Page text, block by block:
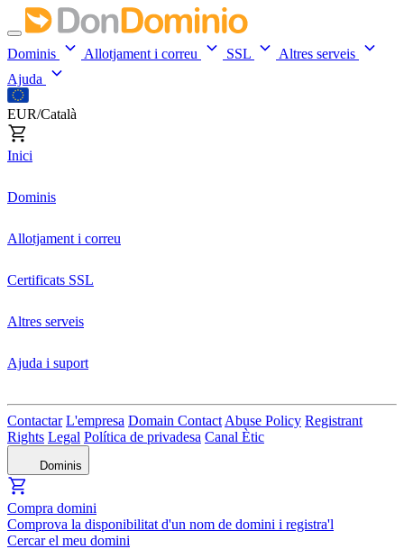
Dominis Allotjament i correu SSL
Altres serveis
Ajuda
EUR/Català
Inici
Dominis
Allotjament i correu
Certificats SSL
Altres serveis
Ajuda i suport
Contactar L'empresa Domain Contact Abuse Policy Registrant
Rights Legal Política de privadesa Canal Ètic
Dominis
Compra domini
Comprova la disponibilitat d'un nom de domini i registra'l
Cercar el meu domini